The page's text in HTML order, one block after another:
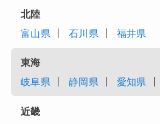
北陸
富山県
石川県 福井県
東海
岐阜県
静岡県 愛知県
近畿